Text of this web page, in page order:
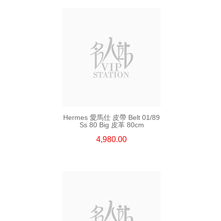
Hermes 愛馬仕 皮帶 Belt 01/89
Ss 80 Big 皮革 80cm
4,980.00